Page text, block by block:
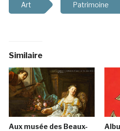
Art Patrimoine
Similaire
Aux musée des Beaux-